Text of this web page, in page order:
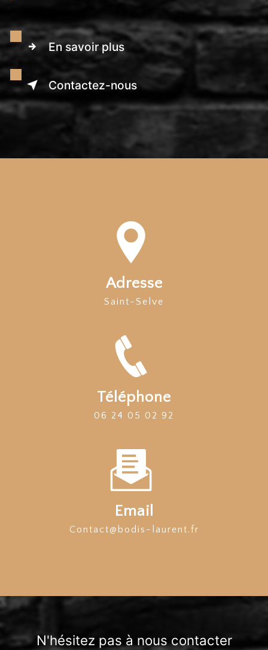
En savoir plus
Contactez-nous
Adresse
Saint-Selve
Téléphone
06 24 05 02 92
Email
contact@bodis-laurent.fr
N'hésitez pas à nous contacter